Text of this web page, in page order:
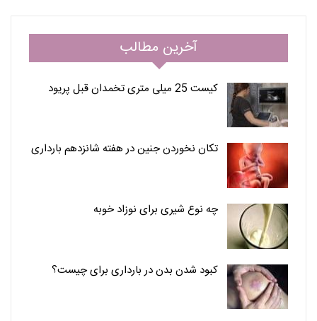
آخرین مطالب
کیست 25 میلی متری تخمدان قبل پریود
تکان نخوردن جنین در هفته شانزدهم بارداری
چه نوع شیری برای نوزاد خوبه
کبود شدن بدن در بارداری برای چیست؟